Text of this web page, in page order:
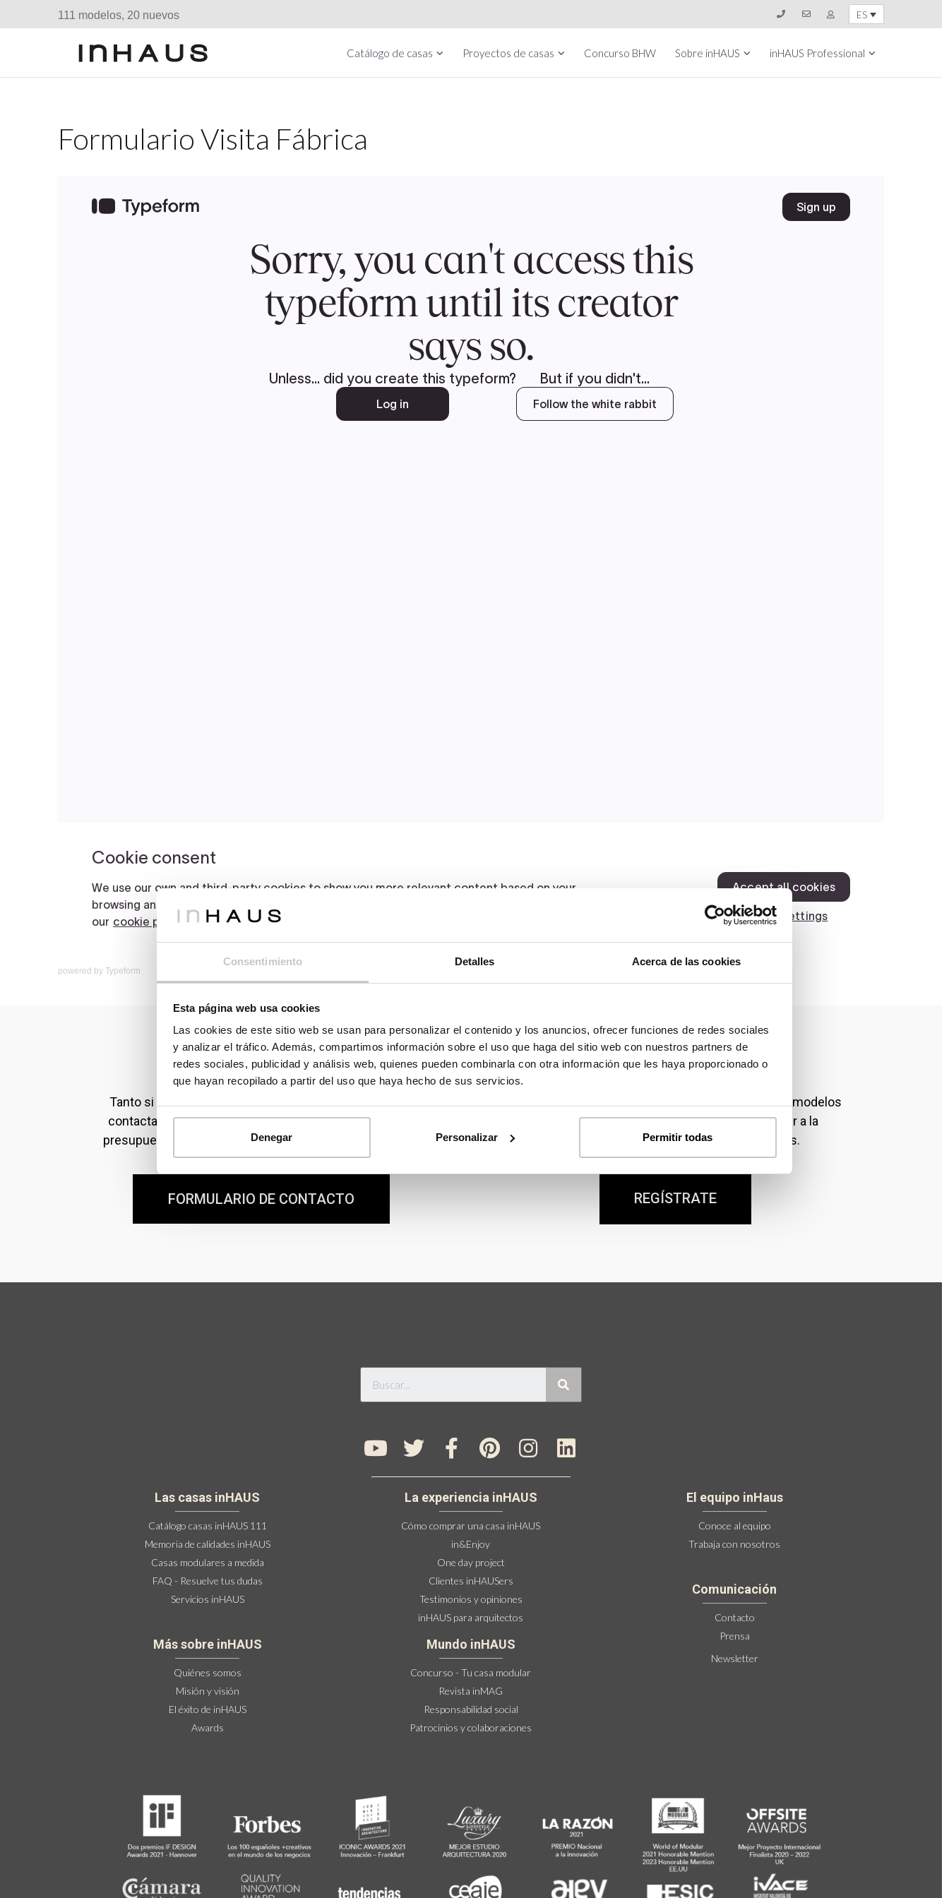
Consentimiento Detalles Acerca de las cookies
Esta página web usa cookies
Las cookies de este sitio web se usan para personalizar el contenido y los anuncios, ofrecer funciones de redes sociales
y analizar el tráfico. Además, compartimos información sobre el uso que haga del sitio web con nuestros partners de
redes sociales, publicidad y análisis web, quienes pueden combinarla con otra información que les haya proporcionado o
que hayan recopilado a partir del uso que haya hecho de sus servicios.
Denegar Personalizar Permitir todas
111 modelos, 20 nuevos ES
Catálogo de casas Proyectos de casas Concurso BHW Sobre inHAUS inHAUS Professional
Formulario Visita Fábrica
powered by Typeform
Contacta con nosotros
Tanto si eres particular como profesional, no dudes en
contactar con nosotros para ampliar información, pedir
presupuesto personalizado o realizar cualquier consulta.
FORMULARIO DE CONTACTO
Consulta modelos y precios
En nuestro Catálogo 111 dispones de más de cien modelos
de casas para escoger. Regístrate para acceder a la
información y precios de todos los modelos.
REGÍSTRATE
Las casas inHAUS
Catálogo casas inHAUS 111
Memoria de calidades inHAUS
Casas modulares a medida
FAQ - Resuelve tus dudas
Servicios inHAUS
Más sobre inHAUS
Quiénes somos
Misión y visión
El éxito de inHAUS
Awards
La experiencia inHAUS
Cómo comprar una casa inHAUS
in&Enjoy
One day project
Clientes inHAUSers
Testimonios y opiniones
inHAUS para arquitectos
Mundo inHAUS
Concurso - Tu casa modular
Revista inMAG
Responsabilidad social
Patrocinios y colaboraciones
El equipo inHaus
Conoce al equipo
Trabaja con nosotros
Comunicación
Contacto
Prensa
Newsletter